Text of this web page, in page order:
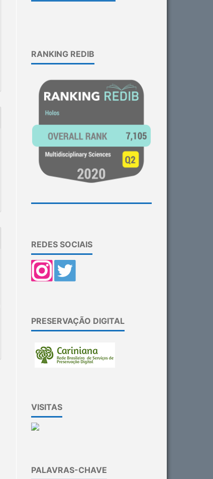
RANKING REDIB
REDES SOCIAIS
PRESERVAÇÃO DIGITAL
VISITAS
PALAVRAS-CHAVE